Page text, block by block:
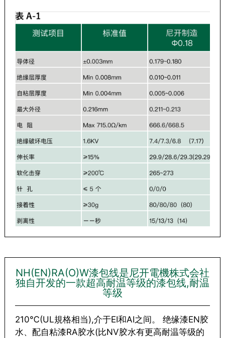
NH(EN)RA(O)W漆包线是尼开電機株式会社
独自开发的一款超高耐温等级的漆包线,耐温
等级
210℃(UL規格相当),介于EI和AI之间。 绝缘漆EN胶
水、配自粘漆RA胶水(比NV胶水有更高耐温等级的